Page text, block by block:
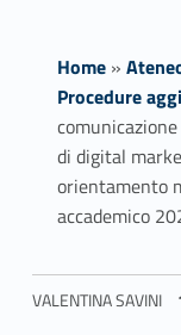
Home»
Procedure
di digital
orientamento
accademico
S
VALENTINA SAVINI